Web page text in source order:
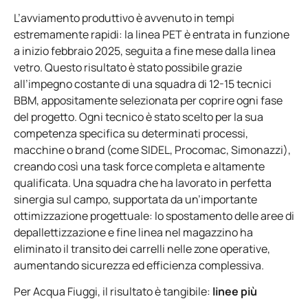
L’avviamento produttivo è avvenuto in tempi
estremamente rapidi: la linea PET è entrata in funzione
a inizio febbraio 2025, seguita a fine mese dalla linea
vetro. Questo risultato è stato possibile grazie
all’impegno costante di una squadra di 12-15 tecnici
BBM, appositamente selezionata per coprire ogni fase
del progetto. Ogni tecnico è stato scelto per la sua
competenza specifica su determinati processi,
macchine o brand (come SIDEL, Procomac, Simonazzi),
creando così una task force completa e altamente
qualificata. Una squadra che ha lavorato in perfetta
sinergia sul campo, supportata da un’importante
ottimizzazione progettuale: lo spostamento delle aree di
depallettizzazione e fine linea nel magazzino ha
eliminato il transito dei carrelli nelle zone operative,
aumentando sicurezza ed efficienza complessiva.
Per Acqua Fiuggi, il risultato è tangibile: linee più